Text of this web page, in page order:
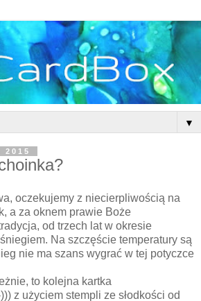
▼
oczekujemy z niecierpliwością na
a za oknem prawie Boże
od trzech lat w okresie
Na szczęście temperatury są
nie ma szans wygrać w tej potyczce
to kolejna kartka
z użyciem stempli ze słodkości od